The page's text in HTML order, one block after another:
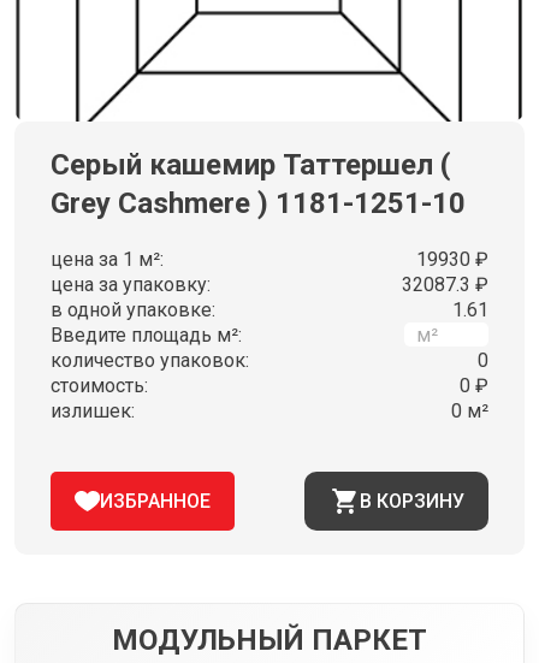
Серый кашемир Таттершел (
Grey Cashmere ) 1181-1251-10
цена за 1 м²:
19930 ₽
цена за упаковку:
32087.3 ₽
в одной упаковке:
1.61
Введите площадь м²:
количество упаковок:
0
стоимость:
0 ₽
излишек:
0 м²
ИЗБРАННОЕ В КОРЗИНУ
МОДУЛЬНЫЙ ПАРКЕТ